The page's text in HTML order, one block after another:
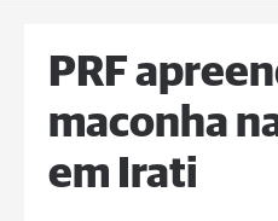
PRF
maconha
em Irati